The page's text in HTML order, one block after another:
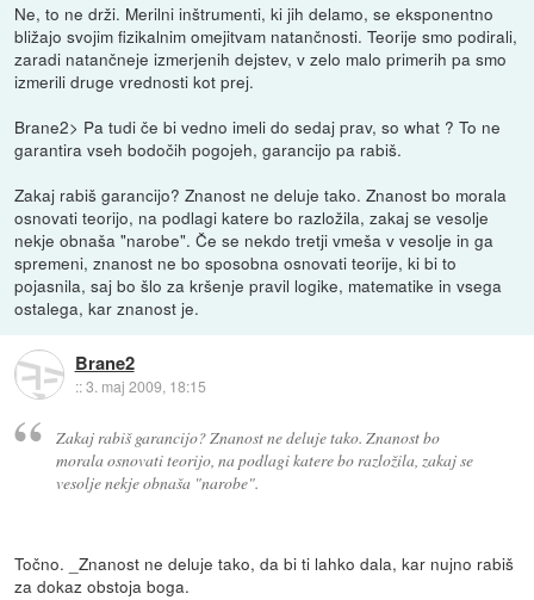
Ne, to ne drži. Merilni inštrumenti, ki jih delamo, se eksponentno
bližajo svojim fizikalnim omejitvam natančnosti. Teorije smo podirali,
zaradi natančneje izmerjenih dejstev, v zelo malo primerih pa smo
izmerili druge vrednosti kot prej.
Brane2> Pa tudi če bi vedno imeli do sedaj prav, so what ? To ne
garantira vseh bodočih pogojeh, garancijo pa rabiš.
Zakaj rabiš garancijo? Znanost ne deluje tako. Znanost bo morala
osnovati teorijo, na podlagi katere bo razložila, zakaj se vesolje
nekje obnaša "narobe". Če se nekdo tretji vmeša v vesolje in ga
spremeni, znanost ne bo sposobna osnovati teorije, ki bi to
pojasnila, saj bo šlo za kršenje pravil logike, matematike in vsega
ostalega, kar znanost je.
Brane2
::3. maj 2009, 18:15
Zakaj rabiš garancijo? Znanost ne deluje tako. Znanost bo
morala osnovati teorijo, na podlagi katere bo razložila, zakaj se
vesolje nekje obnaša "narobe".
Točno. _Znanost ne deluje tako, da bi ti lahko dala, kar nujno rabiš
za dokaz obstoja boga.